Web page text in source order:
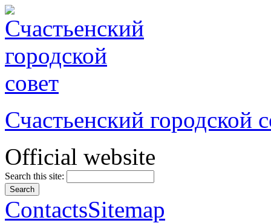
Счастьенский городской
Official website
Search this site:
ContactsSitemap